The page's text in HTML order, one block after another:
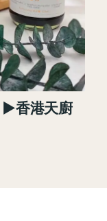
►香港天廚